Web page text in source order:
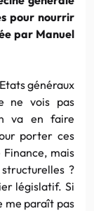
pour nourrir
par Manuel
généraux
ne vois pas
va en faire
porter ces
mais
?
législatif. Si
me paraît pas